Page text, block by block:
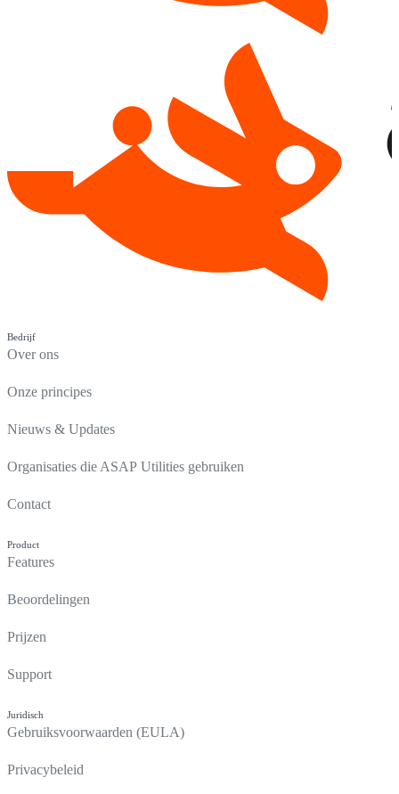
Bedrijf
Over ons
Onze principes
Nieuws & Updates
Organisaties die ASAP Utilities gebruiken
Contact
Product
Features
Beoordelingen
Prijzen
Support
Juridisch
Gebruiksvoorwaarden (EULA)
Privacybeleid